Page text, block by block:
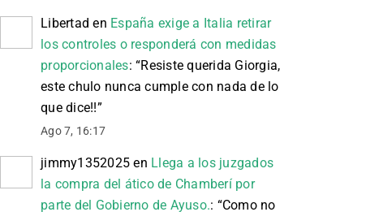
Libertad en España exige a Italia retirar
los controles o responderá con medidas
proporcionales: “Resiste querida Giorgia,
este chulo nunca cumple con nada de lo
que dice!!”
Ago 7, 16:17
jimmy1352025 en Llega a los juzgados
la compra del ático de Chamberí por
parte del Gobierno de Ayuso.: “Como no